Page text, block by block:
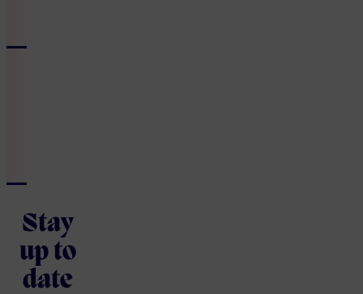
Stay
up to
date